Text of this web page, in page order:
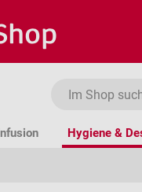
Hygiene &